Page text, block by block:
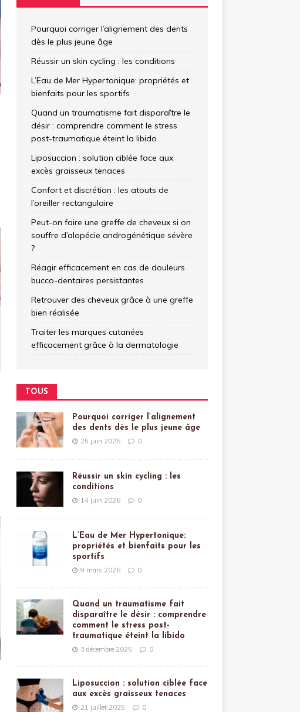
Pourquoi corriger l’alignement des dents
dès le plus jeune âge
Réussir un skin cycling : les conditions
L’Eau de Mer Hypertonique: propriétés et
bienfaits pour les sportifs
Quand un traumatisme fait disparaître le
désir : comprendre comment le stress
post-traumatique éteint la libido
Liposuccion : solution ciblée face aux
excès graisseux tenaces
Confort et discrétion : les atouts de
l’oreiller rectangulaire
Peut-on faire une greffe de cheveux si on
souffre d’alopécie androgénétique sévère
?
Réagir efficacement en cas de douleurs
bucco-dentaires persistantes
Retrouver des cheveux grâce à une greffe
bien réalisée
Traiter les marques cutanées
efficacement grâce à la dermatologie
TOUS
Pourquoi corriger l’alignement
des dents dès le plus jeune âge
25 juin 2026 0
Réussir un skin cycling : les
conditions
14 juin 2026 0
L’Eau de Mer Hypertonique:
propriétés et bienfaits pour les
sportifs
9 mars 2026 0
Quand un traumatisme fait
disparaître le désir : comprendre
comment le stress post-
traumatique éteint la libido
3 décembre 2025 0
Liposuccion : solution ciblée face
aux excès graisseux tenaces
21 juillet 2025 0